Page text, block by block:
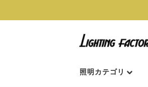
照明カテゴリ